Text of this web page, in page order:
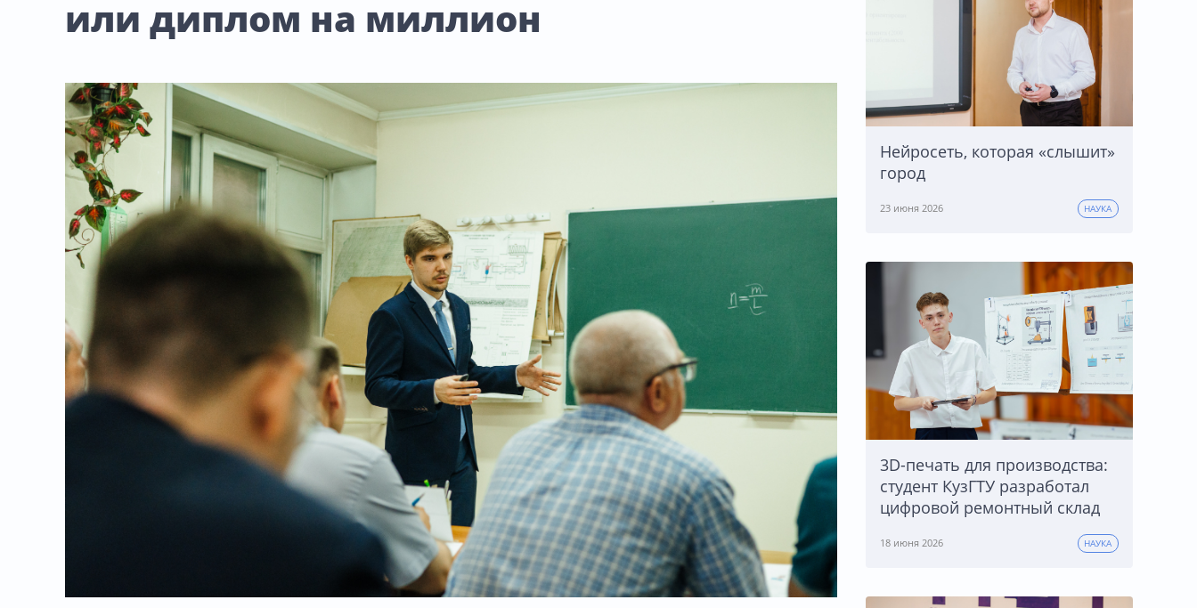
или диплом на миллион
Нейросеть, которая «слышит»
город
23 июня 2026 НАУКА
3D-печать для производства:
студент КузГТУ разработал
цифровой ремонтный склад
18 июня 2026 НАУКА